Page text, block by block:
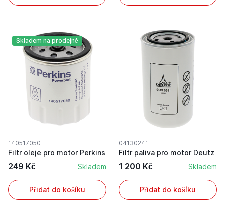
Skladem na prodejně
140517050
Filtr oleje pro motor Perkins
249 Kč Skladem
Přidat do košíku
04130241
Filtr paliva pro motor Deutz
1 200 Kč Skladem
Přidat do košíku